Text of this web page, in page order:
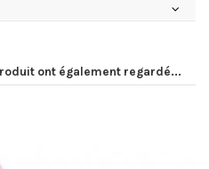
ont également regardé...